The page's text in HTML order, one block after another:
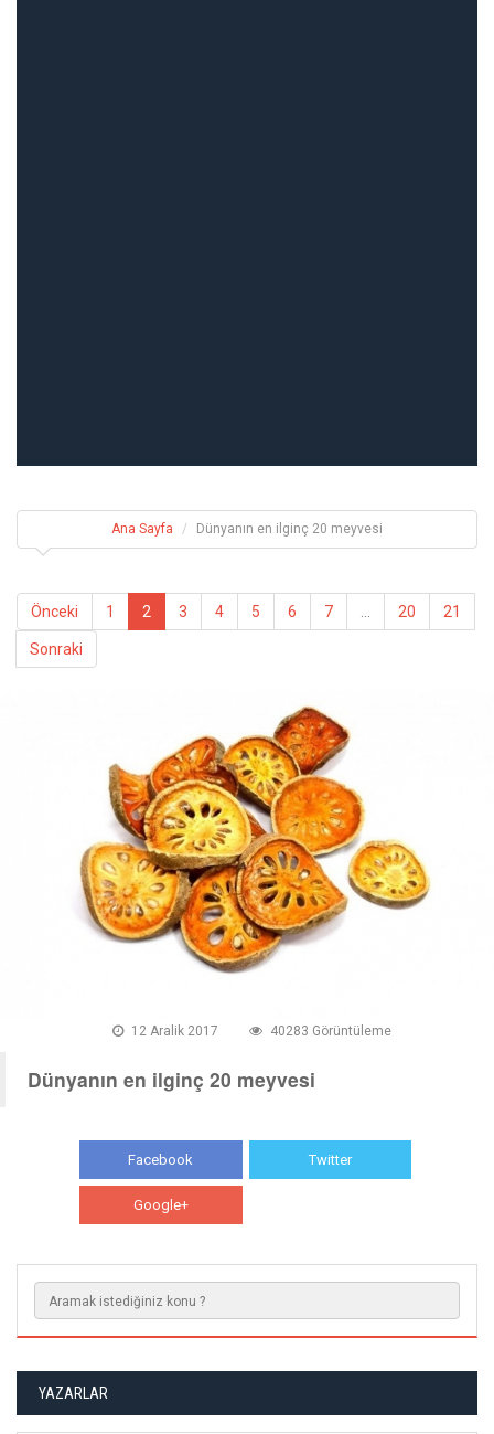
Ana Sayfa Dünyanın en ilginç 20 meyvesi
Önceki 1 2 3 4 5 6 7 20 21
Sonraki
12 Aralik 2017 40283 Görüntüleme
Dünyanın en ilginç 20 meyvesi
Facebook Twitter
Google+
YAZARLAR